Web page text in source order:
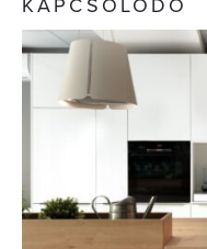
KAPCSOLÓDÓ